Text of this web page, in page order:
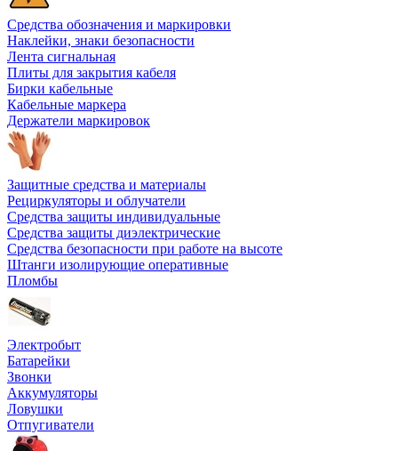
Средства обозначения и маркировки
Наклейки, знаки безопасности
Лента сигнальная
Плиты для закрытия кабеля
Бирки кабельные
Кабельные маркера
Держатели маркировок
Защитные средства и материалы
Рециркуляторы и облучатели
Средства защиты индивидуальные
Средства защиты диэлектрические
Средства безопасности при работе на высоте
Штанги изолирующие оперативные
Пломбы
Электробыт
Батарейки
Звонки
Аккумуляторы
Ловушки
Отпугиватели